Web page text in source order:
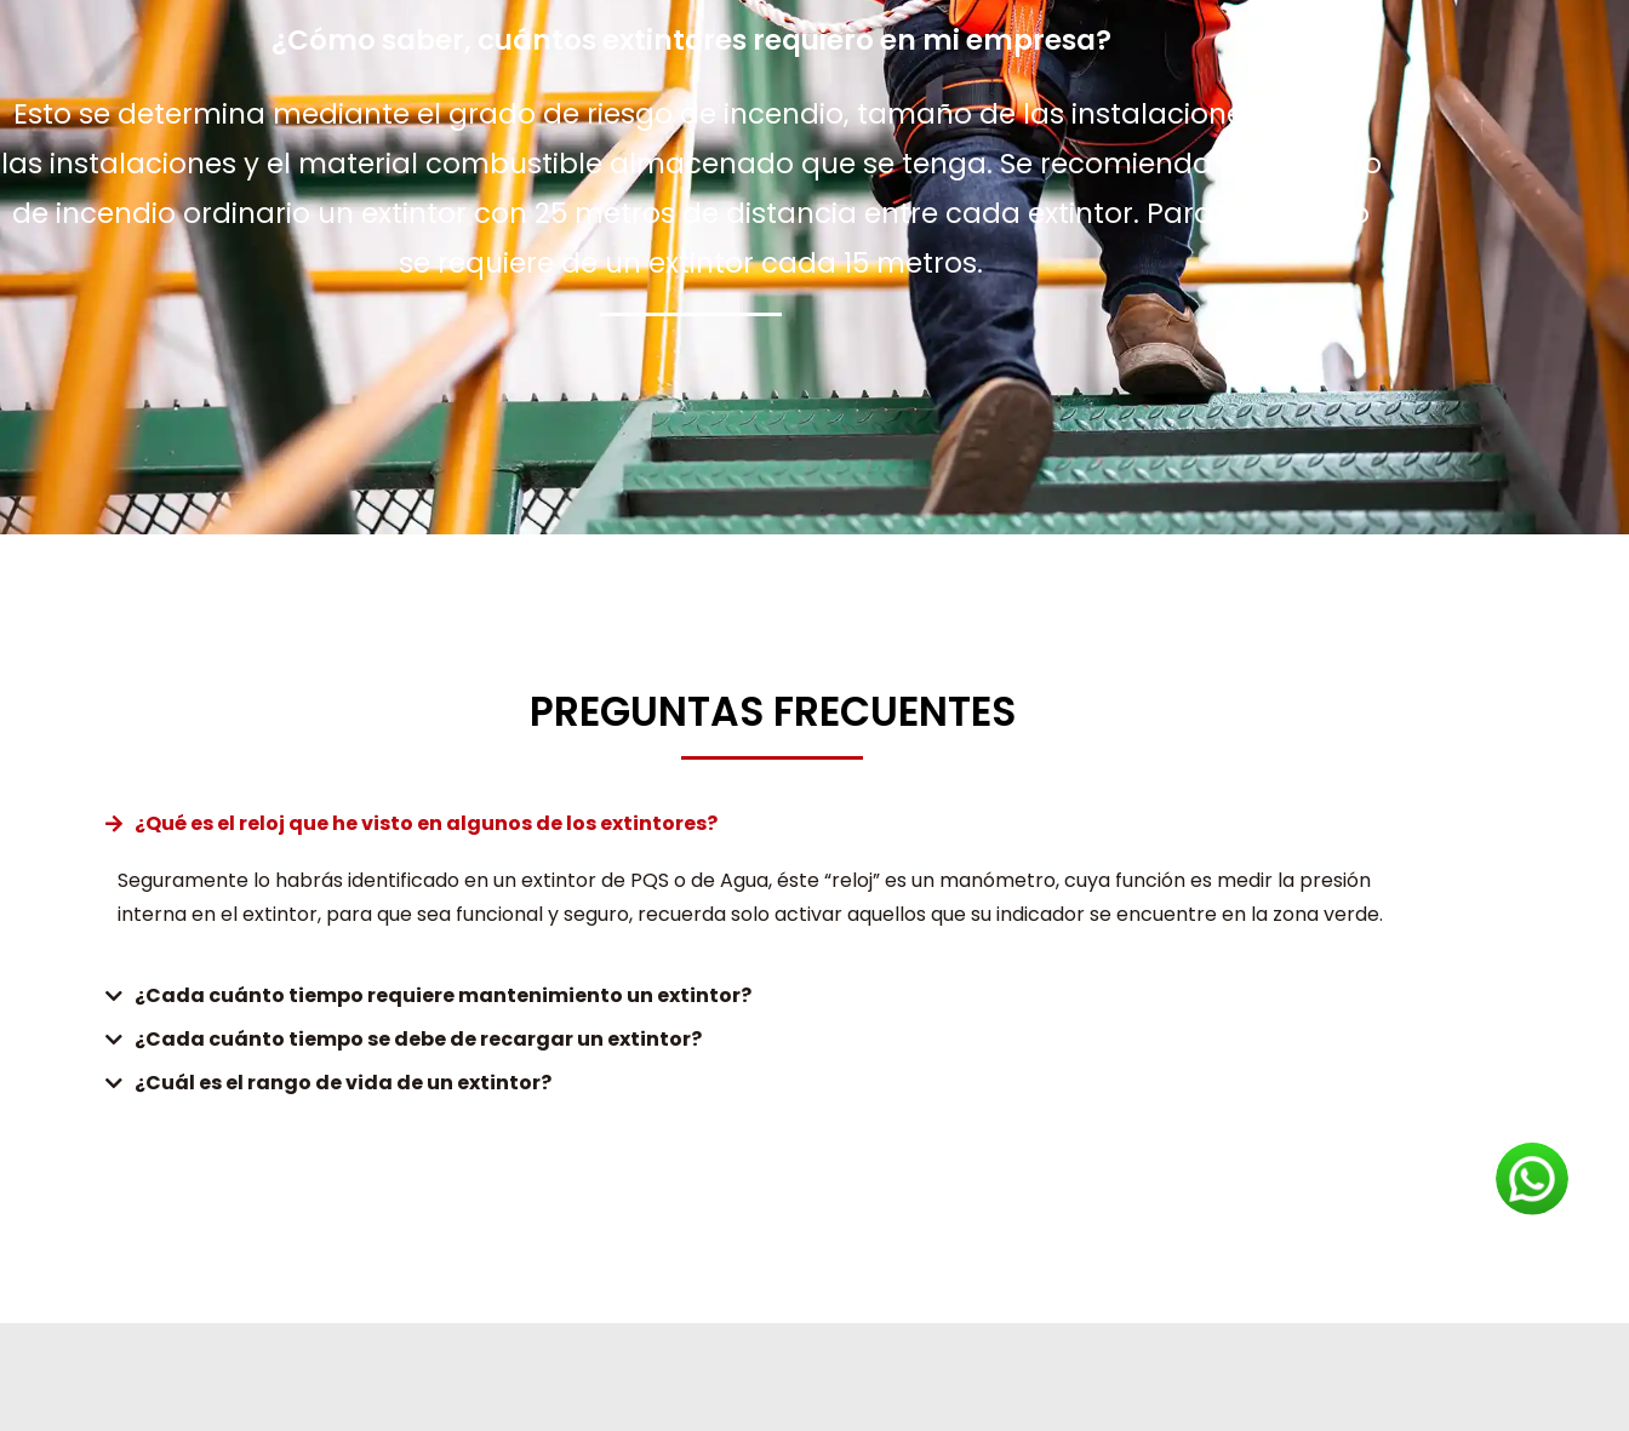
¿Cómo saber, cuántos extintores requiero en mi empresa?
Esto se determina mediante el grado de riesgo de incendio, tamaño de las instalaciones, giro de
las instalaciones y el material combustible almacenado que se tenga. Se recomienda para riesgo
de incendio ordinario un extintor con 25 metros de distancia entre cada extintor. Para riesgo alto
se requiere de un extintor cada 15 metros.
PREGUNTAS FRECUENTES
¿Qué es el reloj que he visto en algunos de los extintores?
Seguramente lo habrás identificado en un extintor de PQS o de Agua, éste “reloj” es un manómetro, cuya función es medir la presión
interna en el extintor, para que sea funcional y seguro, recuerda solo activar aquellos que su indicador se encuentre en la zona verde.
¿Cada cuánto tiempo requiere mantenimiento un extintor?
¿Cada cuánto tiempo se debe de recargar un extintor?
¿Cuál es el rango de vida de un extintor?